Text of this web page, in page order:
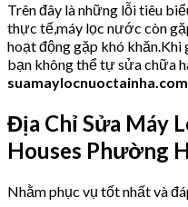
Trên đây là những lỗi tiêu
thực tế,máy lọc nước còn
hoạt động gặp khó khăn.Khi
bạn không thể tự sửa chữa
suamaylocnuoctainha.com
Địa Chỉ Sửa Máy
Houses Phường
Nhằm phục vụ tốt nhất và